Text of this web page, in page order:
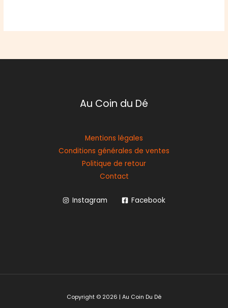
Au Coin du Dé
Mentions légales
Conditions générales de ventes
Politique de retour
Contact
Instagram Facebook
Copyright © 2026 | Au Coin Du Dé